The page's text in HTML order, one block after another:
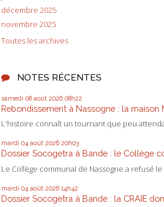
décembre 2025
novembre 2025
Toutes les archives
NOTES RÉCENTES
samedi 08 août 2026 08h22
Rebondissement à Nassogne : la maison
L'histoire connaît un tournant que peu
mardi 04 août 2026 20h03
Dossier Socogetra à Bande : le Collège
Le Collège communal de Nassogne a refusé le
mardi 04 août 2026 14h42
Dossier Socogetra à Bande : la CRAIE